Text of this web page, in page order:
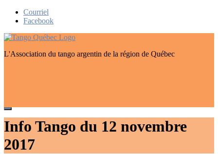
Skip
Courriel
Facebook
L'Association du tango argentin de la région de Québec
Info Tango du 12 novembre
2017